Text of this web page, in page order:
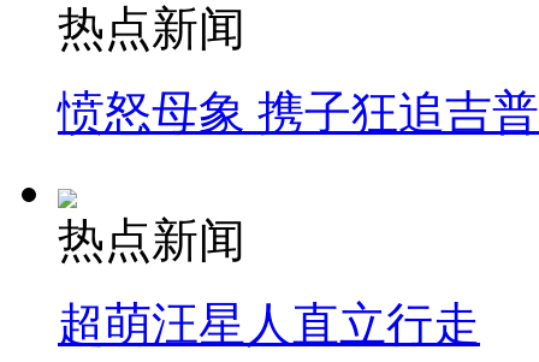
热点新闻
愤怒母象 携子狂追吉
热点新闻
超萌汪星人直立行走